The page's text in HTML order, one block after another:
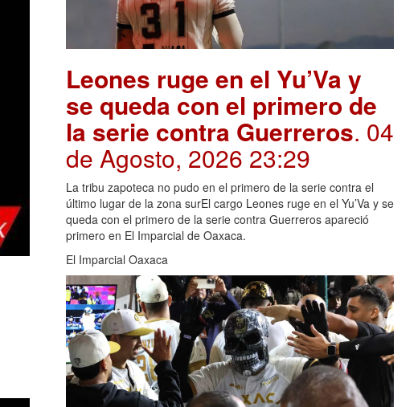
Leones ruge en el Yu’Va y
se queda con el primero de
la serie contra Guerreros. 04
de Agosto, 2026 23:29
La tribu zapoteca no pudo en el primero de la serie contra el
último lugar de la zona surEl cargo Leones ruge en el Yu’Va y se
queda con el primero de la serie contra Guerreros apareció
primero en El Imparcial de Oaxaca.
El Imparcial Oaxaca